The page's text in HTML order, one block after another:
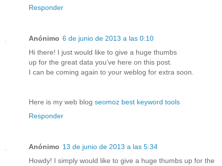
Responder
Anónimo 6 de junio de 2013 a las 0:10
Hi there! I just would like to give a huge thumbs
up for the great data you’ve here on this post.
I can be coming again to your weblog for extra soon.
Here is my web blog seomoz best keyword tools
Responder
Anónimo 13 de junio de 2013 a las 5:34
Howdy! I simply would like to give a huge thumbs up for the